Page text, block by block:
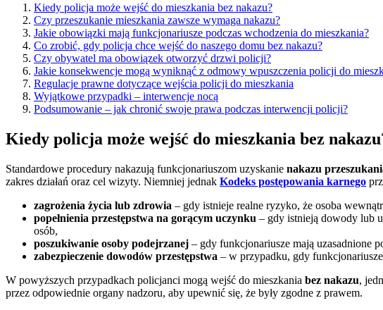
Kiedy policja może wejść do mieszkania bez nakazu?
Czy przeszukanie mieszkania zawsze wymaga nakazu?
Jakie obowiązki mają funkcjonariusze podczas wchodzenia do mieszkania?
Co zrobić, gdy policja chce wejść do naszego domu bez nakazu?
Czy obywatel ma obowiązek otworzyć drzwi policji?
Jakie konsekwencje mogą wyniknąć z odmowy wpuszczenia policji do
Regulacje prawne dotyczące wejścia policji do mieszkania
Wyjątkowe przypadki – interwencje nocą
Podsumowanie – jak chronić swoje prawa podczas interwencji policji?
Kiedy policja może wejść do mieszkania bez
Standardowe procedury nakazują funkcjonariuszom uzyskanie nakazu
zakres działań oraz cel wizyty. Niemniej jednak Kodeks postępowania karnego
zagrożenia życia lub zdrowia – gdy istnieje realne ryzyko, że osoba
popełnienia przestępstwa na gorącym uczynku – gdy istnieją dowody lub
osób,
poszukiwanie osoby podejrzanej – gdy funkcjonariusze mają uzasadnione
zabezpieczenie dowodów przestępstwa – w przypadku, gdy
W powyższych przypadkach policjanci mogą wejść do mieszkania bez nakazu,
przez odpowiednie organy nadzoru, aby upewnić się, że były zgodne z prawem.